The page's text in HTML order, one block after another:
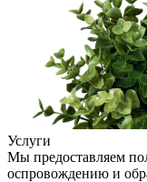
Услуги
Мы предоставляем
оспровождению и